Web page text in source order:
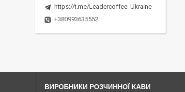
https://t.me/Leadercoffee_Ukraine
+380993635552
ВИРОБНИКИ РОЗЧИННОЇ КАВИ